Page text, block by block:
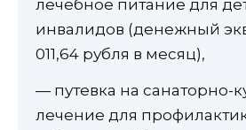
лечебное питание для
инвалидов (денежный
011,64 рубля в месяц),
— путевка на санаторно-
лечение для